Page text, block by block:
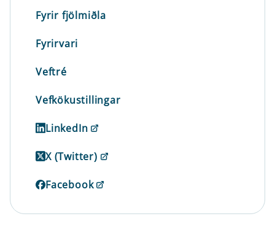
Fyrir fjölmiðla
Fyrirvari
Veftré
Vefkökustillingar
LinkedIn
X (Twitter)
Facebook